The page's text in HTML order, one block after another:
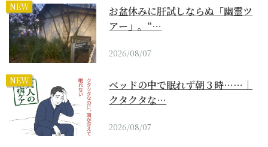
NEW
お盆休みに肝試しならぬ「幽霊ツ
アー」。“…
2026/08/07
NEW
ベッドの中で眠れず朝３時……｜
クタクタな…
2026/08/07